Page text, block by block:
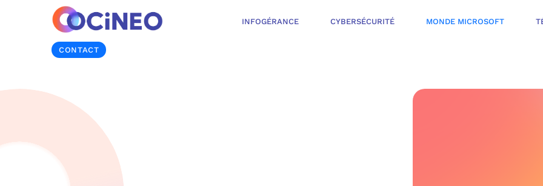
INFOGÉRANCE CYBERSÉCURITÉ MONDE MICROSOFT
CONTACT
INFOGÉRANCE
VOTRE